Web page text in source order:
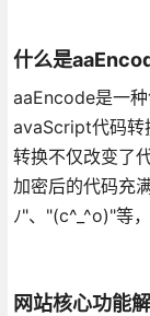
什么是
aaEncode是一
avaScript代码转
转换不仅改变了
加密后的代码充
ﾉ"、"(c^_^o)"等
网站核心功能